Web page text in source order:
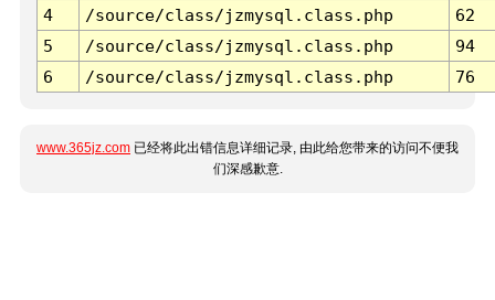
4
/source/class/jzmysql.class.php
62
5
/source/class/jzmysql.class.php
94
6
/source/class/jzmysql.class.php 76
www.365jz.com 已经将此出错信息详细记录, 由此给您带来的访问不便我
们深感歉意.